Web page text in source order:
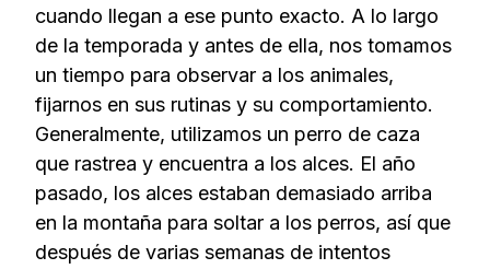
cuando llegan a ese punto exacto. A lo largo
de la temporada y antes de ella, nos tomamos
un tiempo para observar a los animales,
fijarnos en sus rutinas y su comportamiento.
Generalmente, utilizamos un perro de caza
que rastrea y encuentra a los alces. El año
pasado, los alces estaban demasiado arriba
en la montaña para soltar a los perros, así que
después de varias semanas de intentos